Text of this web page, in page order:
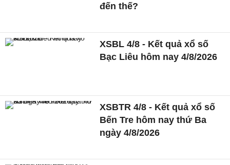
đến thế?
XSBL 4/8 - Kết quả xổ số
Bạc Liêu hôm nay 4/8/2026
XSBTR 4/8 - Kết quả xổ số
Bến Tre hôm nay thứ Ba
ngày 4/8/2026